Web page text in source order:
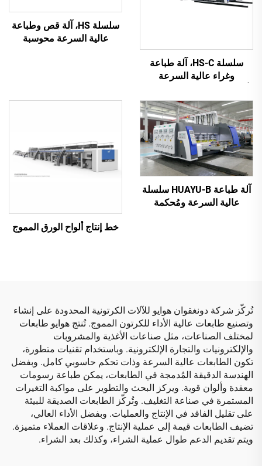
سلسلة HS-C، آلة طباعة
وغراء عالية السرعة
تلقائية
سلسلة HS، آلة قص وطباعة
عالية السرعة محوسبة
آلة طباعة HUAYU-B سلسلة
عالية السرعة ومُحكمة
خط إنتاج ألواح الورق المموج
تُركّز شركة دونغقوان هوايو للآلات الكرتونية المحدودة على إنشاء
وتصنيع طابعات عالية الأداء للكرتون المموج. تُنتج هوايو طابعات
لمختلف الصناعات، مثل صناعات الأغذية والمشروبات
والإلكترونيات والتجارة الإلكترونية. وباستخدام تقنيات متطورة،
تكون الطابعات عالية السرعة وذات تحكم حاسوبي كامل. وبفضل
الهندسة الدقيقة المُدمجة في الطابعات، يمكن طباعة رسومات
معقدة وألوان قوية. ويركز البحث والتطوير على مواكبة التغيرات
المستمرة في صناعة التغليف. وتُركّز الطابعات الصديقة للبيئة
على تقليل الفاقد في الإنتاج والعمليات. وبفضل الأداء العالي،
تضيف الطابعات قيمة إلى عملية الإنتاج. وعلاقات العملاء متميزة.
ويتم تقديم الدعم طوال عملية الشراء، وكذلك بعد الشراء.